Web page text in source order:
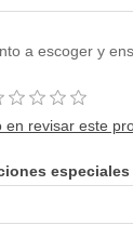
a escoger y
en revisar este
especiales